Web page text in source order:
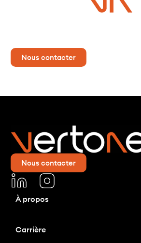
relatif aux
Nous contacter
Nous contacter
À propos
Carrière